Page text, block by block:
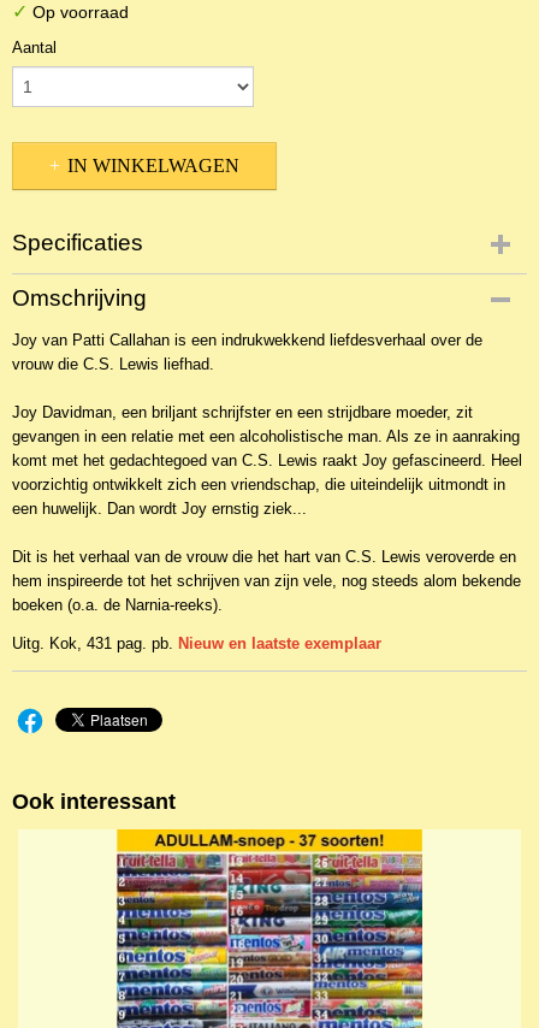
✓ Op voorraad
Aantal
IN WINKELWAGEN
Specificaties
Productcode
NBKR-22673
EAN code
9789023957317
Omschrijving
Joy van Patti Callahan is een indrukwekkend liefdesverhaal over de
vrouw die C.S. Lewis liefhad.
Joy Davidman, een briljant schrijfster en een strijdbare moeder, zit
gevangen in een relatie met een alcoholistische man. Als ze in aanraking
komt met het gedachtegoed van C.S. Lewis raakt Joy gefascineerd. Heel
voorzichtig ontwikkelt zich een vriendschap, die uiteindelijk uitmondt in
een huwelijk. Dan wordt Joy ernstig ziek...
Dit is het verhaal van de vrouw die het hart van C.S. Lewis veroverde en
hem inspireerde tot het schrijven van zijn vele, nog steeds alom bekende
boeken (o.a. de Narnia-reeks).
Uitg. Kok, 431 pag. pb. Nieuw en laatste exemplaar
Ook interessant